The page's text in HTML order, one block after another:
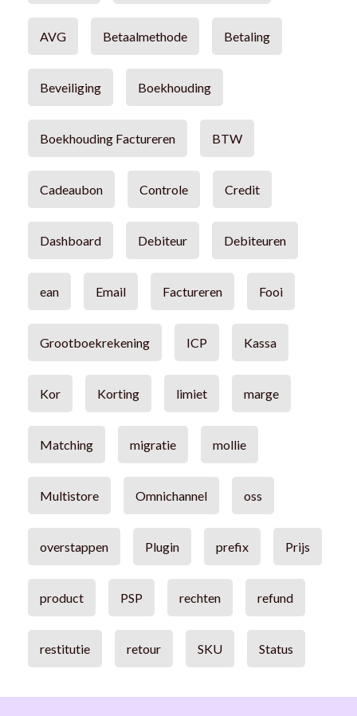
AVG Betaalmethode Betaling
Beveiliging Boekhouding
Boekhouding Factureren BTW
Cadeaubon Controle Credit
Dashboard Debiteur Debiteuren
ean Email Factureren Fooi
Grootboekrekening ICP Kassa
Kor Korting limiet marge
Matching migratie mollie
Multistore Omnichannel oss
overstappen Plugin prefix Prijs
product PSP rechten refund
restitutie retour SKU Status